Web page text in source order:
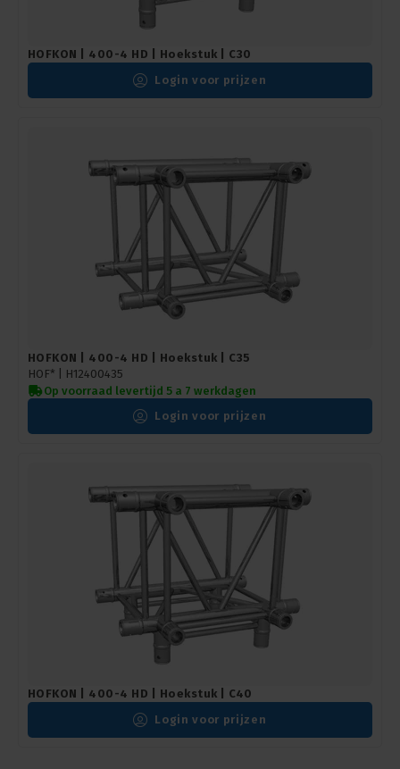
HOFKON | 400-4 HD | Hoekstuk | C30
Login voor prijzen
HOFKON | 400-4 HD | Hoekstuk | C35
HOF* |
H12400435
Op voorraad levertijd 5 a 7 werkdagen
Login voor prijzen
HOFKON | 400-4 HD | Hoekstuk | C40
Login voor prijzen